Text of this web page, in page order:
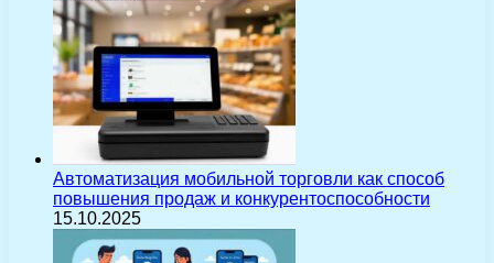
Автоматизация мобильной торговли как способ
повышения продаж и конкурентоспособности
15.10.2025